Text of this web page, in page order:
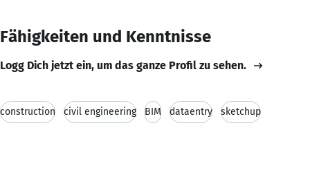
Fähigkeiten und Kenntnisse
Logg Dich jetzt ein, um das ganze Profil zu sehen.
construction civil engineering BIM dataentry sketchup